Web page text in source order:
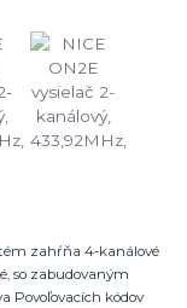
zahŕňa 4-kanálové
so zabudovaným
Povoľovacích kódov